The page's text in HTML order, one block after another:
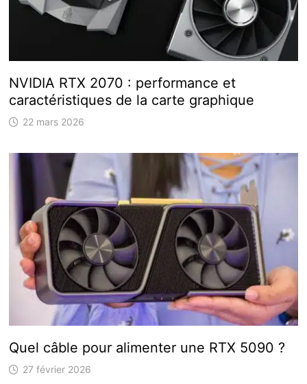
NVIDIA RTX 2070 : performance et
caractéristiques de la carte graphique
22 mars 2026
Quel câble pour alimenter une RTX 5090 ?
27 février 2026